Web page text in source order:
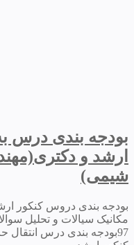
بودجه بندی درس
ارشد و
شیمی)
بودجه بندی دروس کنکور
مکانیک سیالات و تحلیل
97بودجه بندی درس